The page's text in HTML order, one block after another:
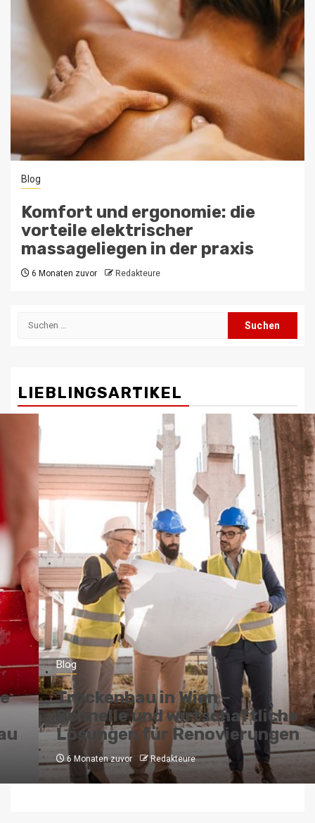
Blog
Komfort und ergonomie: die
vorteile elektrischer
massageliegen in der praxis
6 Monaten zuvor Redakteure
Suchen
LIEBLINGSARTIKEL
Blog
Trockenbau in Wien –
Schnelle und wirtschaftliche
Lösungen für Renovierungen
6 Monaten zuvor Redakteure